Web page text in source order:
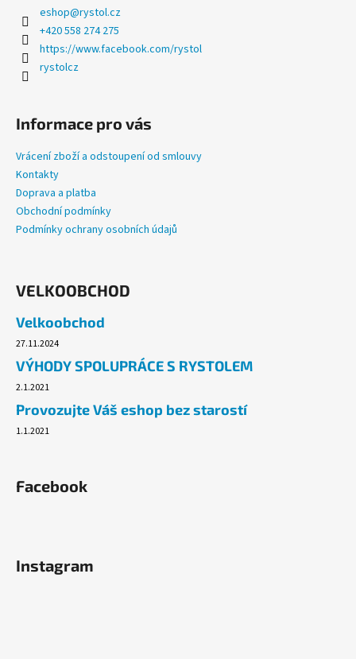
t
?
HLEDAT
D
o
p
u
u
j
e
m
e
PLYNOVÁ
190G,
PROPICHOVACÍ,
Původně:
eshop@rystol.cz
+420 558 274 275
https://www.facebook.com/rystol
rystolcz
Informace pro vás
Vrácení zboží a odstoupení od smlouvy
Kontakty
Doprava a platba
Obchodní podmínky
Podmínky ochrany osobních údajů
VELKOOBCHOD
Velkoobchod
27.11.2024
VÝHODY SPOLUPRÁCE S RYSTOLEM
2.1.2021
Provozujte Váš eshop bez starostí
1.1.2021
Facebook
Instagram